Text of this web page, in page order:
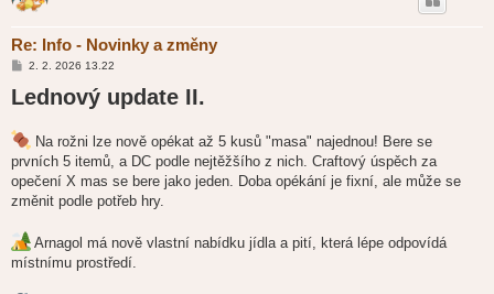
Re: Info - Novinky a změny
P
í
s
v
e
k
2. 2. 2026 13.22
Lednový update II.
Na rožni lze nově opékat až 5 kusů "masa" najednou! Bere se
prvních 5 itemů, a DC podle nejtěžšího z nich. Craftový úspěch za
opečení X mas se bere jako jeden. Doba opékání je fixní, ale může se
změnit podle potřeb hry.
Arnagol má nově vlastní nabídku jídla a pití, která lépe odpovídá
místnímu prostředí.